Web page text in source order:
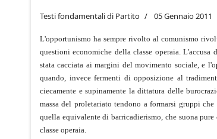
Testi fondamentali di Partito 05 Gennaio 2011
L'opportunismo ha sempre rivolto al comunismo
questioni economiche della classe operaia.
stata cacciata ai margini del movimento sociale, e
quando, invece fermenti di opposizione al
ciecamente e supinamente la dittatura delle
massa del proletariato tendono a formarsi gruppi
quella equivalente di barricadierismo, che suona
classe operaia.